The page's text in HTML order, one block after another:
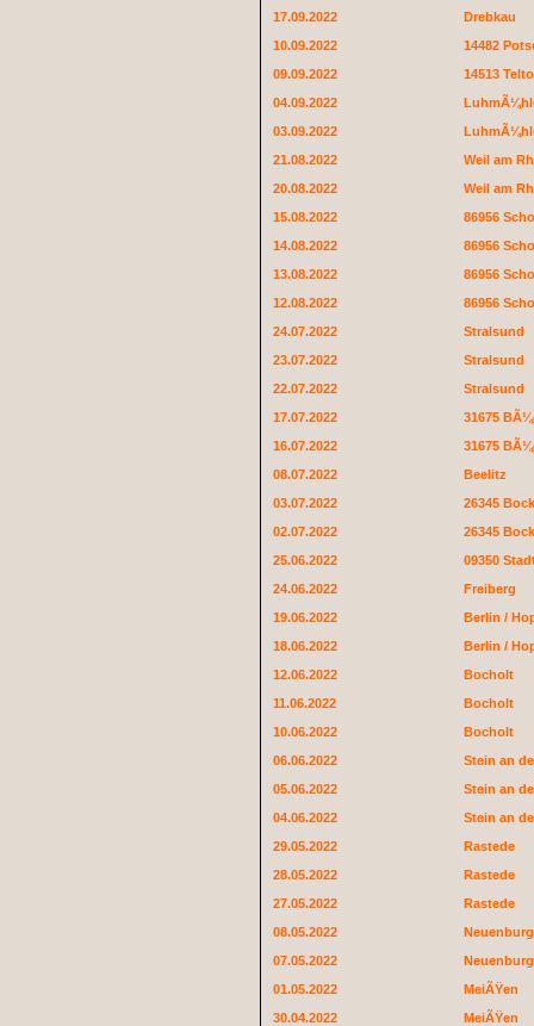
17.09.2022
Drebkau
10.09.2022
14482
09.09.2022
14513
04.09.2022
03.09.2022
21.08.2022
Weil am
20.08.2022
Weil am
15.08.2022
86956
14.08.2022
86956
13.08.2022
86956
12.08.2022
86956
24.07.2022
Stralsund
23.07.2022
Stralsund
22.07.2022
Stralsund
17.07.2022
31675
16.07.2022
31675
08.07.2022
Beelitz
03.07.2022
26345
02.07.2022
26345
25.06.2022
09350
24.06.2022
Freiberg
19.06.2022
Berlin /
18.06.2022
Berlin /
12.06.2022
Bocholt
11.06.2022
Bocholt
10.06.2022
Bocholt
06.06.2022
Stein an
05.06.2022
Stein an
04.06.2022
Stein an
29.05.2022
Rastede
28.05.2022
Rastede
27.05.2022
Rastede
08.05.2022
Neuenburg
07.05.2022
Neuenburg
01.05.2022
MeiÃŸen
30.04.2022
MeiÃŸen